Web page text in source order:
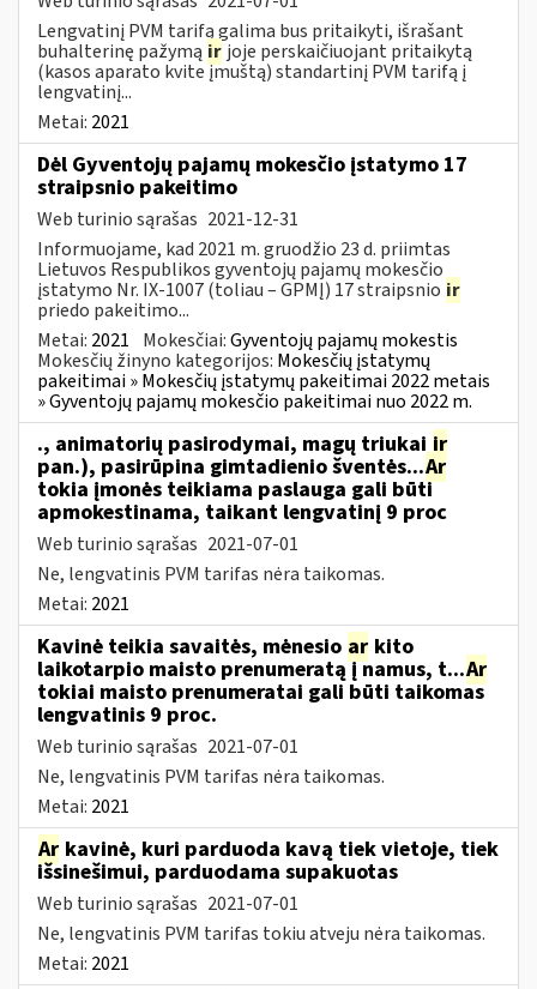
Lengvatinį PVM tarifą galima bus pritaikyti, išrašant
buhalterinę pažymą ir joje perskaičiuojant pritaikytą
(kasos aparato kvite įmuštą) standartinį PVM tarifą į
lengvatinį...
Metai: 2021
Dėl Gyventojų pajamų mokesčio įstatymo 17
straipsnio pakeitimo
Web turinio sąrašas 2021-12-31
Informuojame, kad 2021 m. gruodžio 23 d. priimtas
Lietuvos Respublikos gyventojų pajamų mokesčio
įstatymo Nr. IX-1007 (toliau – GPMĮ) 17 straipsnio ir
priedo pakeitimo...
Metai: 2021 Mokesčiai:Gyventojų pajamų mokestis
Mokesčių žinyno kategorijos: Mokesčių įstatymų
pakeitimai » Mokesčių įstatymų pakeitimai 2022 metais
» Gyventojų pajamų mokesčio pakeitimai nuo 2022 m.
., animatorių pasirodymai, magų triukai ir
pan.), pasirūpina gimtadienio šventės...Ar
tokia įmonės teikiama paslauga gali būti
apmokestinama, taikant lengvatinį 9 proc
Web turinio sąrašas 2021-07-01
Ne, lengvatinis PVM tarifas nėra taikomas.
Metai: 2021
Kavinė teikia savaitės, mėnesio ar kito
laikotarpio maisto prenumeratą į namus, t...Ar
tokiai maisto prenumeratai gali būti taikomas
lengvatinis 9 proc.
Web turinio sąrašas 2021-07-01
Ne, lengvatinis PVM tarifas nėra taikomas.
Metai: 2021
Ar kavinė, kuri parduoda kavą tiek vietoje, tiek
išsinešimui, parduodama supakuotas
Web turinio sąrašas 2021-07-01
Ne, lengvatinis PVM tarifas tokiu atveju nėra taikomas.
Metai: 2021